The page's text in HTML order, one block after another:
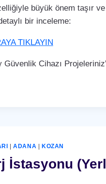
büyük önem taşır
bir inceleme:
TIKLAYIN
Güvenlik Cihazı
|ADANA | KOZAN
İstasyonu